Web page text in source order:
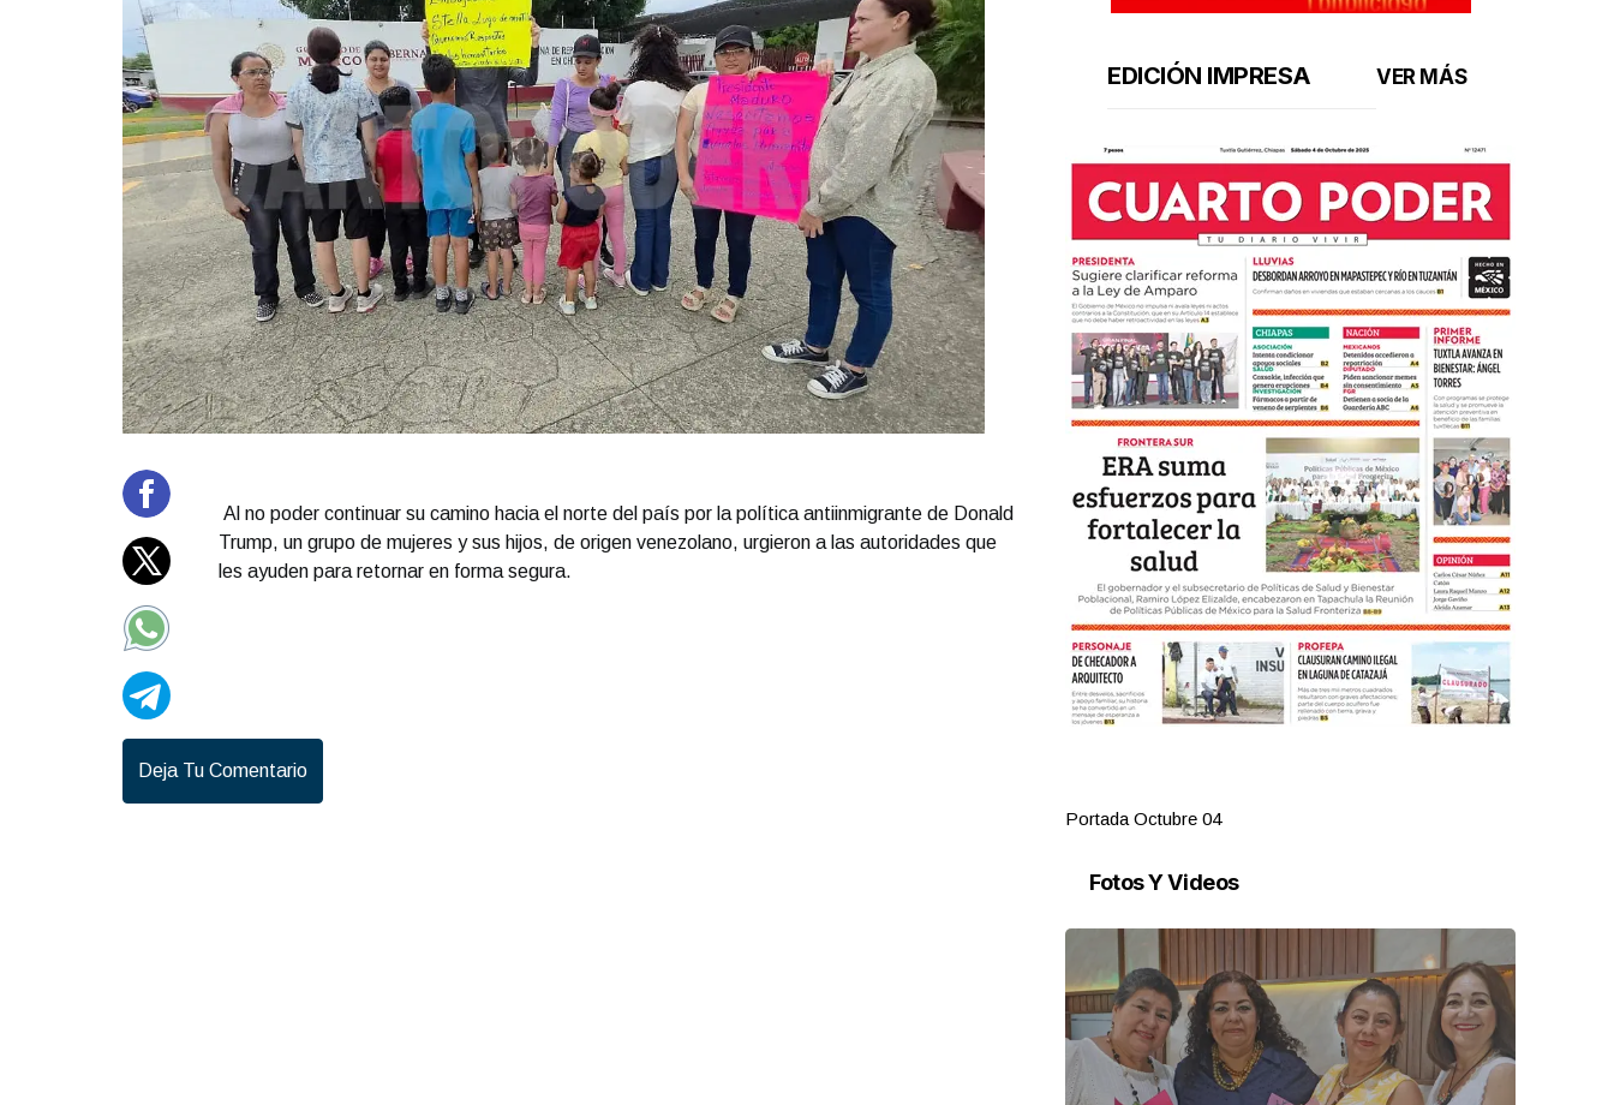
Al no poder continuar su camino hacia el norte del país por la política antiinmigrante de Donald
Trump, un grupo de mujeres y sus hijos, de origen venezolano, urgieron a las autoridades que
les ayuden para retornar en forma segura.
Deja Tu Comentario
EDICIÓN IMPRESA VER MÁS
Portada Octubre 04
Fotos Y Videos